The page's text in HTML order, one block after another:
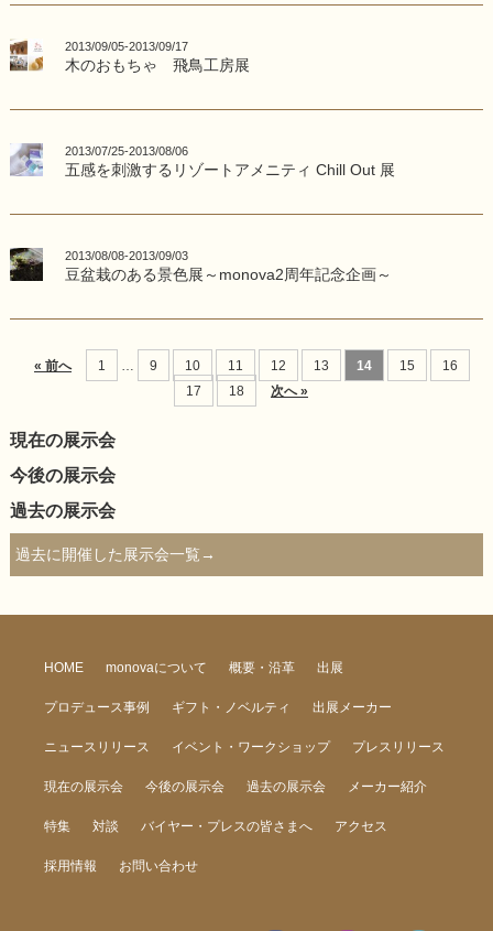
2013/09/05-2013/09/17
木のおもちゃ 飛鳥工房展
2013/07/25-2013/08/06
五感を刺激するリゾートアメニティ Chill Out 展
2013/08/08-2013/09/03
豆盆栽のある景色展～monova2周年記念企画～
« 前へ 1 9 10 11 12 13 14 15
16
17
18 次へ »
現在の展示会
今後の展示会
過去の展示会
過去に開催した展示会一覧→
HOME monovaについて 概要・沿革 出展
プロデュース事例 ギフト・ノベルティ 出展メーカー
ニュースリリース イベント・ワークショップ プレスリリース
現在の展示会 今後の展示会 過去の展示会 メーカー紹介
特集 対談 バイヤー・プレスの皆さまへ アクセス
採用情報 お問い合わせ